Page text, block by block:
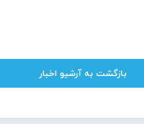
بازگشت به آرشیو اخبار
می‌تونم کمکتون کنم؟
ما آماده پاسخگویی به سؤالات شماست.